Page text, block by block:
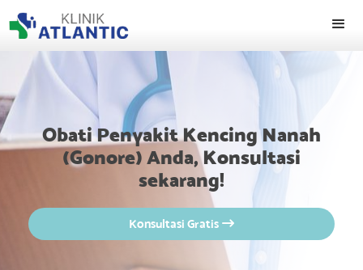
Obati Penyakit Kencing Nanah
(Gonore) Anda, Konsultasi
sekarang!
Konsultasi Gratis 